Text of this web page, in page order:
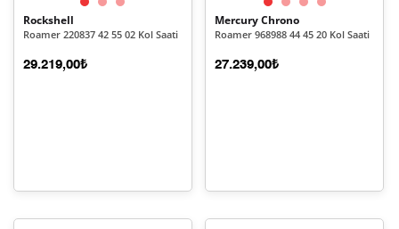
Rockshell
Roamer 220837 42 55 02 Kol Saati
29.219,00₺
Mercury Chrono
Roamer 968988 44 45 20 Kol Saati
27.239,00₺